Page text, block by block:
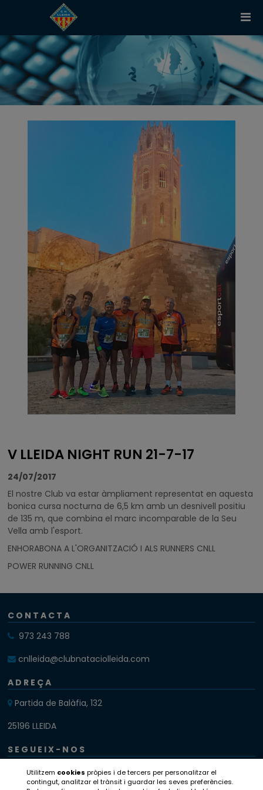
V LLEIDA NIGHT RUN 21-7-17
24/07/2017
El nostre Club va estar àmpliament representat en aquesta
bonica cursa nocturna de 6,5 km amb un desnivell positiu
de 135 m, que combina el marc incomparable de la Seu
Vella amb l'esport.
ENHORABONA A L'ORGANITZACIÓ I ALS RUNNERS CNLL
POWER RUNNING CNLL
CONTACTA
973 243 788
cnlleida@clubnataciolleida.com
ADREÇA
Partida de Balàfia, 132
25196 LLEIDA
SEGUEIX-NOS
Instagram
Utilitzem cookies pròpies i de tercers per personalitzar el
contingut, analitzar el trànsit i guardar les seves preferències.